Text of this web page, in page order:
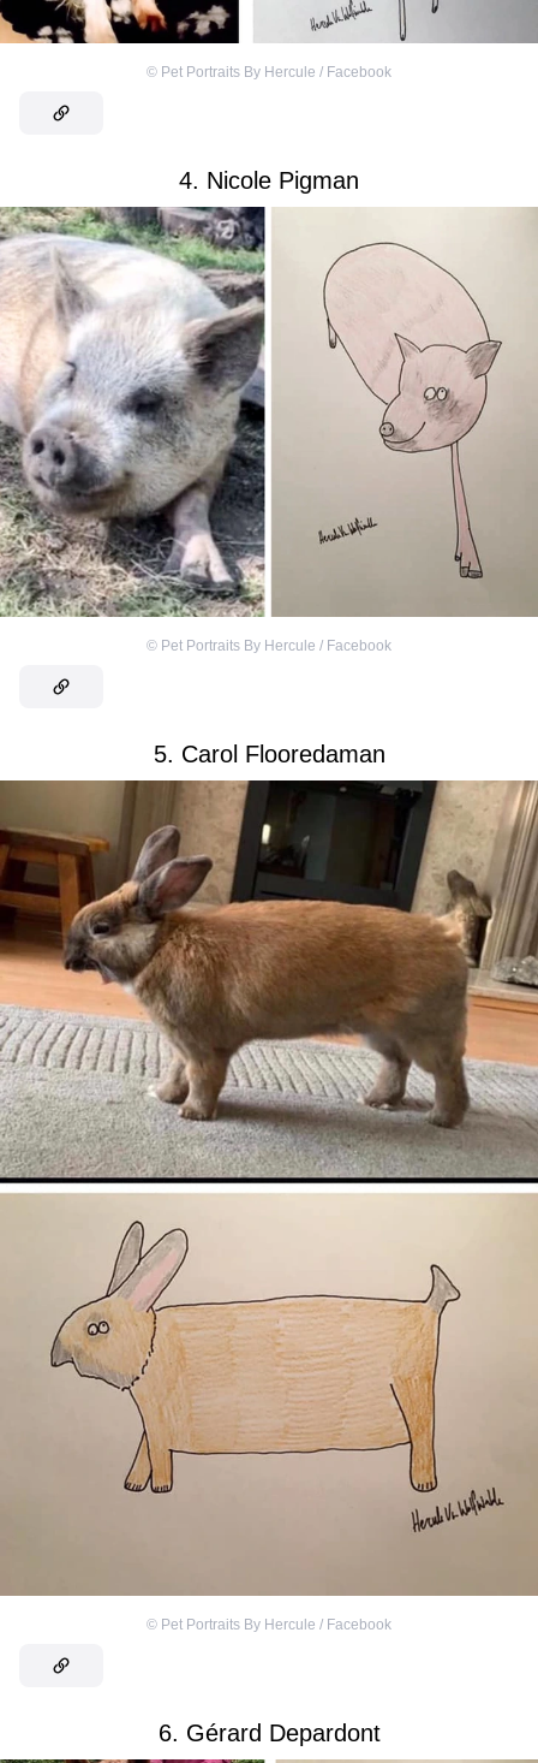
© Pet Portraits By Hercule / Facebook
4. Nicole Pigman
© Pet Portraits By Hercule / Facebook
5. Carol Flooredaman
© Pet Portraits By Hercule / Facebook
6. Gérard Depardont